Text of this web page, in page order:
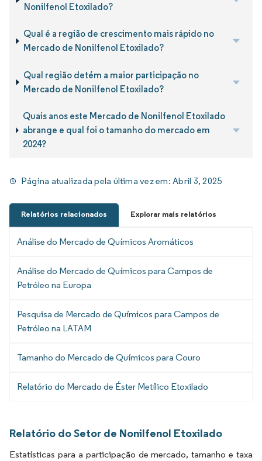
Nonilfenol Etoxilado?
Qual é a região de crescimento mais rápido no
Mercado de Nonilfenol Etoxilado?
Qual região detém a maior participação no
Mercado de Nonilfenol Etoxilado?
Quais anos este Mercado de Nonilfenol Etoxilado
abrange e qual foi o tamanho do mercado em
2024?
Página atualizada pela última vez em:Abril 3, 2025
Relatórios relacionados Explorar mais relatórios
Análise do Mercado de Químicos Aromáticos
Análise do Mercado de Químicos para Campos de
Petróleo na Europa
Pesquisa de Mercado de Químicos para Campos de
Petróleo na LATAM
Tamanho do Mercado de Químicos para Couro
Relatório do Mercado de Éster Metílico Etoxilado
Relatório do Setor de Nonilfenol Etoxilado
Estatísticas para a participação de mercado, tamanho e taxa